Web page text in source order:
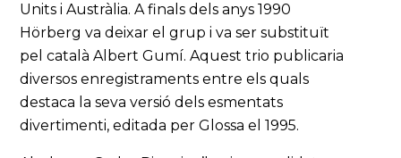
Units i Austràlia. A finals dels anys 1990
Hörberg va deixar el grup i va ser substituït
pel català Albert Gumí. Aquest trio publicaria
diversos enregistraments entre els quals
destaca la seva versió dels esmentats
divertimenti, editada per Glossa el 1995.